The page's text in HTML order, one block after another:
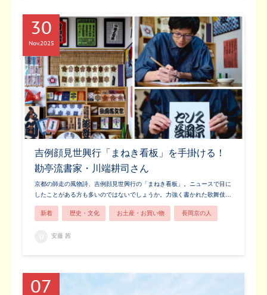
吉例顔見世興行「まねき看板」を手掛ける！
勘亭流書家・川端耕司さん
京都の師走の風物詩、吉例顔見世興行の「まねき看板」。ニュースで目に
したことがある方も多いのではないでしょうか。力強く書かれた歌舞伎…
30
Nov2025
新着 歴史・文化 お土産・お買い物 長岡京の人
安藤 茜
07